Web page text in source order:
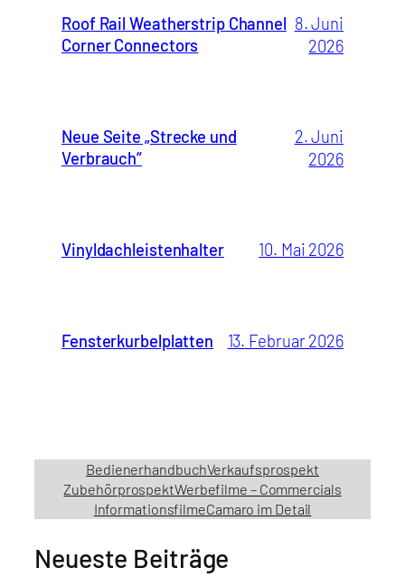
Roof Rail Weatherstrip Channel
Corner Connectors
8. Juni
2026
Neue Seite „Strecke und
Verbrauch“
2. Juni
2026
Vinyldachleistenhalter 10. Mai 2026
Fensterkurbelplatten 13. Februar 2026
BedienerhandbuchVerkaufsprospekt
ZubehörprospektWerbefilme – Commercials
InformationsfilmeCamaro im Detail
Neueste Beiträge